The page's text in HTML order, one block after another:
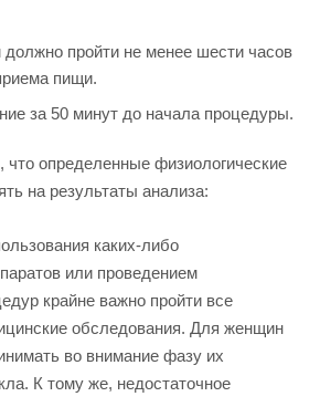
пройти не менее шести часов
пищи.
за 50 минут до начала процедуры.
что определенные физиологические
на результаты анализа:
каких-либо
или проведением
крайне важно пройти все
обследования. Для женщин
во внимание фазу их
К тому же, недостаточное